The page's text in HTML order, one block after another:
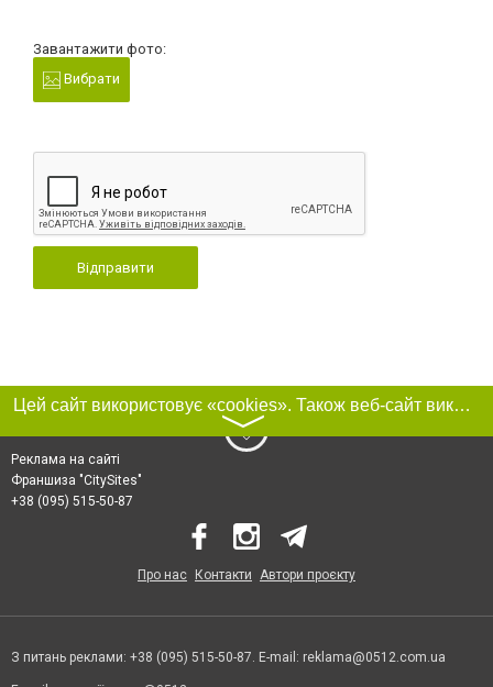
Завантажити фото:
Вибрати
Відправити
Цей сайт використовує «cookies». Також веб-сайт використовує інтернет-сервіс для збору технічних даних стосовно відвідувачів з метою отримання маркетингової та статистичної інформації. Умови обробки даних відвідувачів сайту див.
〉
Реклама на сайті
Франшиза "CitySites"
+38 (095) 515-50-87
Про нас Контакти Автори проєкту
З питань реклами: +38 (095) 515-50-87. E-mail: reklama@0512.com.ua